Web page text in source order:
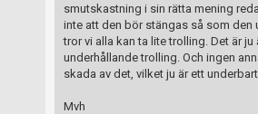
smutskastning i sin rätta mening
inte att den bör stängas så som den
tror vi alla kan ta lite trolling. Det är ju
underhållande trolling. Och ingen
skada av det, vilket ju är ett
Mvh